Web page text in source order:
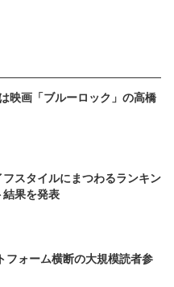
映画「ブルーロック」の高橋
スタイルにまつわるランキン
果を発表
フォーム横断の大規模読者参